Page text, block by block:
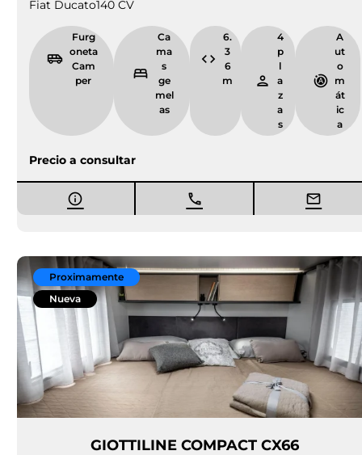
Fiat Ducato140 CV
Furg
oneta
Cam
per
Ca
ma
s
ge
mel
as
6.
3
6
m
4
p
l
a
z
a
s
A
ut
o
m
át
ic
a
Precio a consultar
Proximamente
Nueva
GIOTTILINE COMPACT CX66